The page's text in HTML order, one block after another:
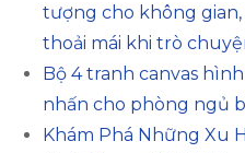
tượng cho không
thoải mái khi trò
Bộ 4 tranh canvas
nhấn cho phòng ngủ
Khám Phá Những Xu